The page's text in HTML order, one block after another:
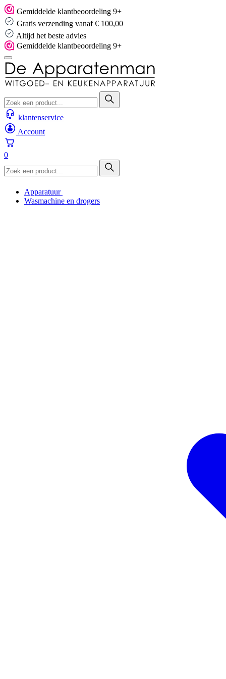
Skip
to
content
Gemiddelde klantbeoordeling 9+
Gratis verzending vanaf € 100,00
Altijd het beste advies
Gemiddelde klantbeoordeling 9+
klantenservice
Account
0
Apparatuur
Wasmachine en drogers